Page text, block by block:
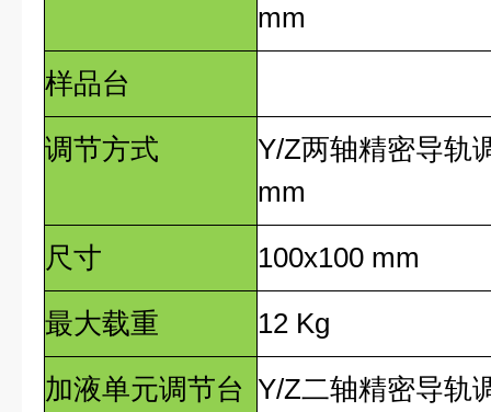
mm
样品台
调节方式
Y/Z两轴精密导轨
mm
尺寸
100x100 mm
最大载重
12 Kg
加液单元调节台 Y/Z二轴精密导轨